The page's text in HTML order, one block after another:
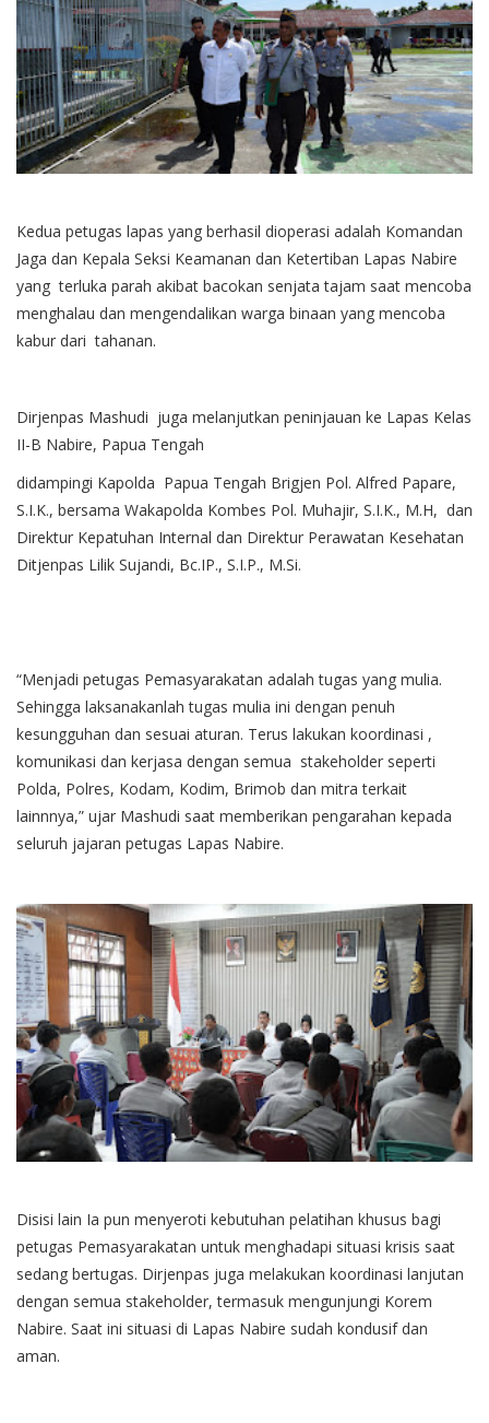
Kedua petugas lapas yang berhasil dioperasi adalah Komandan
Jaga dan Kepala Seksi Keamanan dan Ketertiban Lapas Nabire
yang terluka parah akibat bacokan senjata tajam saat mencoba
menghalau dan mengendalikan warga binaan yang mencoba
kabur dari tahanan.
Dirjenpas Mashudi juga melanjutkan peninjauan ke Lapas Kelas
II-B Nabire, Papua Tengah
didampingi Kapolda Papua Tengah Brigjen Pol. Alfred Papare,
S.I.K., bersama Wakapolda Kombes Pol. Muhajir, S.I.K., M.H, dan
Direktur Kepatuhan Internal dan Direktur Perawatan Kesehatan
Ditjenpas Lilik Sujandi, Bc.IP., S.I.P., M.Si.
“Menjadi petugas Pemasyarakatan adalah tugas yang mulia.
Sehingga laksanakanlah tugas mulia ini dengan penuh
kesungguhan dan sesuai aturan. Terus lakukan koordinasi ,
komunikasi dan kerjasa dengan semua stakeholder seperti
Polda, Polres, Kodam, Kodim, Brimob dan mitra terkait
lainnnya,” ujar Mashudi saat memberikan pengarahan kepada
seluruh jajaran petugas Lapas Nabire.
Disisi lain Ia pun menyeroti kebutuhan pelatihan khusus bagi
petugas Pemasyarakatan untuk menghadapi situasi krisis saat
sedang bertugas. Dirjenpas juga melakukan koordinasi lanjutan
dengan semua stakeholder, termasuk mengunjungi Korem
Nabire. Saat ini situasi di Lapas Nabire sudah kondusif dan
aman.